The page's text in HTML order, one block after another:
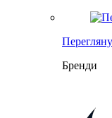
Бренди